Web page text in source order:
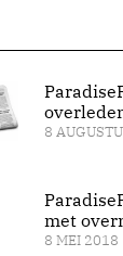
8
met
8 MEI 2018